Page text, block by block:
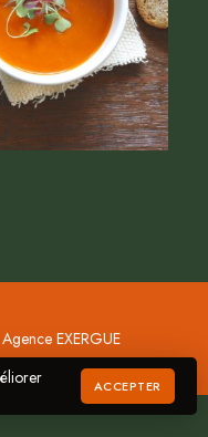
EXERGUE
ACCEPTER